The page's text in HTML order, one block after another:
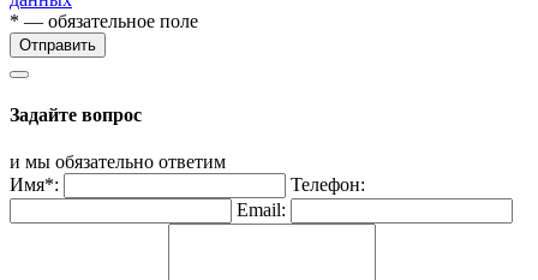
* — обязательное поле
Отправить
Задайте вопрос
и мы обязательно ответим
Имя*:
Телефон:
Email: